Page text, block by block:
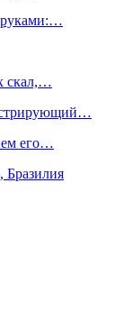
руками:…
скал,…
его…
Бразилия